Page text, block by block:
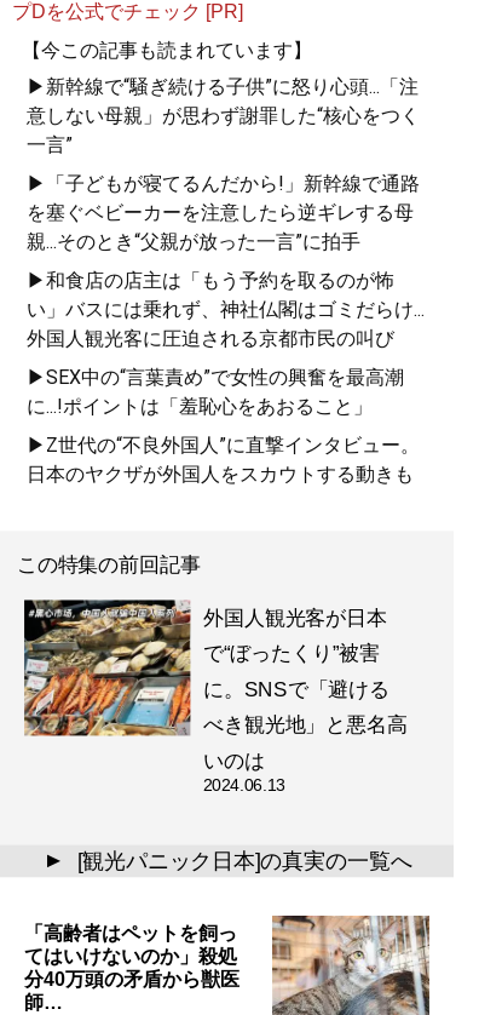
プDを公式でチェック [PR]
【今この記事も読まれています】
▶新幹線で“騒ぎ続ける子供”に怒り心頭...「注
意しない母親」が思わず謝罪した“核心をつく
一言”
▶「子どもが寝てるんだから!」新幹線で通路
を塞ぐベビーカーを注意したら逆ギレする母
親...そのとき“父親が放った一言”に拍手
▶和食店の店主は「もう予約を取るのが怖
い」バスには乗れず、神社仏閣はゴミだらけ...
外国人観光客に圧迫される京都市民の叫び
▶SEX中の“言葉責め”で女性の興奮を最高潮
に...!ポイントは「羞恥心をあおること」
▶Z世代の“不良外国人”に直撃インタビュー。
日本のヤクザが外国人をスカウトする動きも
この特集の前回記事
外国人観光客が日本
で“ぼったくり”被害
に。SNSで「避ける
べき観光地」と悪名高
いのは
2024.06.13
▲ [観光パニック日本]の真実の一覧へ
「高齢者はペットを飼っ
てはいけないのか」殺処
分40万頭の矛盾から獣医
師…